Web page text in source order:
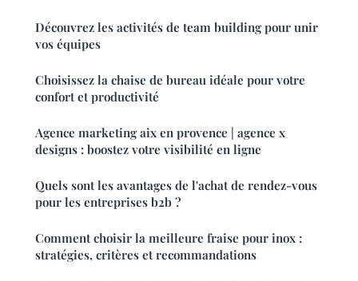
Découvrez les activités de team building pour unir
vos équipes
Choisissez la chaise de bureau idéale pour votre
confort et productivité
Agence marketing aix en provence | agence x
designs : boostez votre visibilité en ligne
Quels sont les avantages de l'achat de rendez-vous
pour les entreprises b2b ?
Comment choisir la meilleure fraise pour inox :
stratégies, critères et recommandations